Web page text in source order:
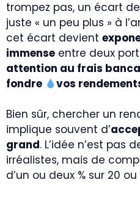
trompez pas, un écart
juste « un peu plus » à
cet écart devient
immense entre deux
attention au frais
fondre
vos
Bien sûr, chercher un
implique souvent d’
grand. L’idée n’est pas
irréalistes, mais de
d’un ou deux % sur 20